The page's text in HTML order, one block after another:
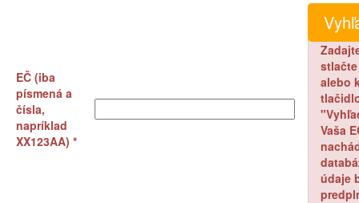
EČ (iba
písmená a
čísla,
napríklad
XX123AA) *
stlačte
alebo
Vaša
údaje